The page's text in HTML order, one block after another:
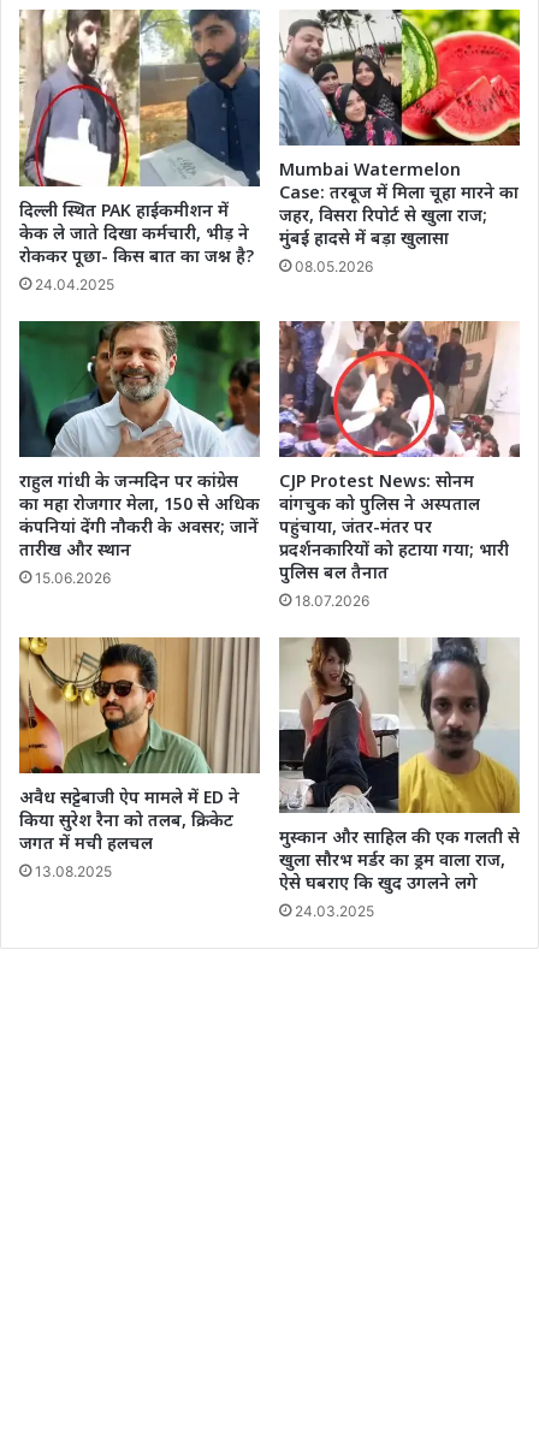
जारी
दिल्ली स्थित PAK हाईकमीशन में
केक ले जाते दिखा कर्मचारी, भीड़ ने
रोककर पूछा- किस बात का जश्न है?
24.04.2025
Mumbai Watermelon
Case: तरबूज में मिला चूहा मारने का
जहर, विसरा रिपोर्ट से खुला राज;
मुंबई हादसे में बड़ा खुलासा
08.05.2026
राहुल गांधी के जन्मदिन पर कांग्रेस
का महा रोजगार मेला, 150 से अधिक
कंपनियां देंगी नौकरी के अवसर; जानें
तारीख और स्थान
15.06.2026
CJP Protest News: सोनम
वांगचुक को पुलिस ने अस्पताल
पहुंचाया, जंतर-मंतर पर
प्रदर्शनकारियों को हटाया गया; भारी
पुलिस बल तैनात
18.07.2026
अवैध सट्टेबाजी ऐप मामले में ED ने
किया सुरेश रैना को तलब, क्रिकेट
जगत में मची हलचल
13.08.2025
मुस्कान और साहिल की एक गलती से
खुला सौरभ मर्डर का ड्रम वाला राज,
ऐसे घबराए कि खुद उगलने लगे
24.03.2025